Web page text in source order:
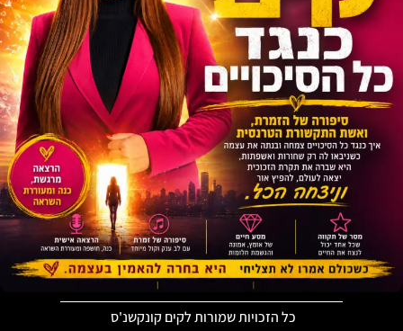
כל הזכויות שמורות לקים קונקשנ'ס